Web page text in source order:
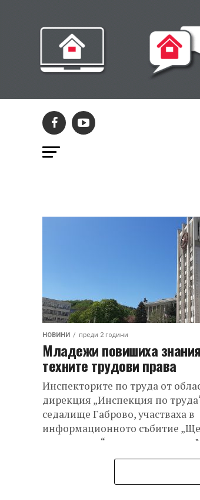
НОВИНИ преди 2 години
Младежи повишиха
техните трудови права
Инспекторите по труда от
дирекция „Инспекция по
седалище Габрово, участваха в
информационното събитие
ваканцията“, организирано от